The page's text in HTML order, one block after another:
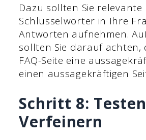
Dazu sollten Sie relevante
Schlüsselwörter in Ihre
Antworten aufnehmen.
sollten Sie darauf achten,
FAQ-Seite eine
einen aussagekräftigen
Schritt 8:
Verfeinern